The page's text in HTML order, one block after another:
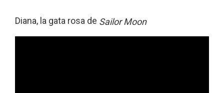
Diana, la gata rosa de Sailor Moon